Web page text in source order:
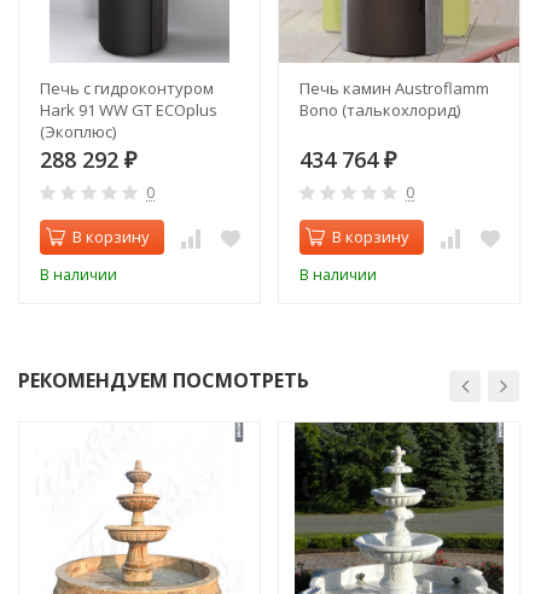
Печь с гидроконтуром
Hark 91 WW GT ECOplus
(Экоплюс)
288 292 ₽
0
В корзину
В наличии
Печь камин Austroflamm
Bono (талькохлорид)
434 764 ₽
0
В корзину
В наличии
РЕКОМЕНДУЕМ ПОСМОТРЕТЬ